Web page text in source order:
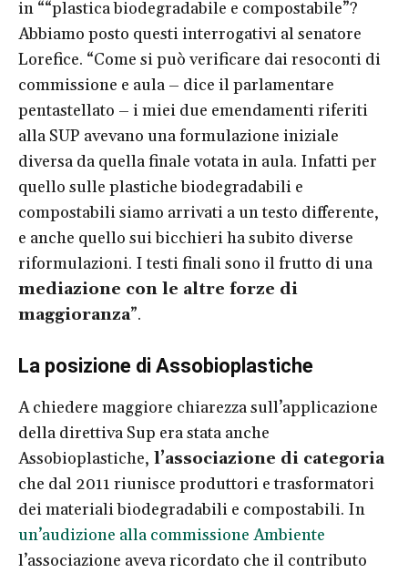
in ““plastica biodegradabile e compostabile”?
Abbiamo posto questi interrogativi al senatore
Lorefice. “Come si può verificare dai resoconti di
commissione e aula – dice il parlamentare
pentastellato – i miei due emendamenti riferiti
alla SUP avevano una formulazione iniziale
diversa da quella finale votata in aula. Infatti per
quello sulle plastiche biodegradabili e
compostabili siamo arrivati a un testo differente,
e anche quello sui bicchieri ha subito diverse
riformulazioni. I testi finali sono il frutto di una
mediazione con le altre forze di
maggioranza”.
La posizione di Assobioplastiche
A chiedere maggiore chiarezza sull’applicazione
della direttiva Sup era stata anche
Assobioplastiche, l’associazione di categoria
che dal 2011 riunisce produttori e trasformatori
dei materiali biodegradabili e compostabili. In
un’audizione alla commissione Ambiente
l’associazione aveva ricordato che il contributo